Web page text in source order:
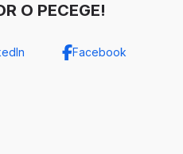
O PECEGE!
Facebook